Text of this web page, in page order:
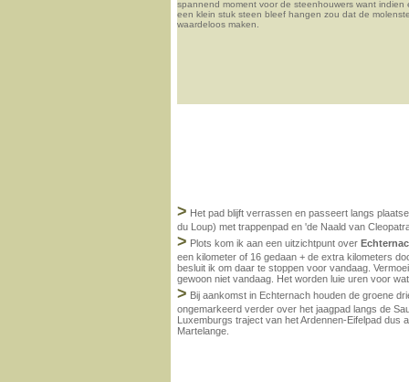
> Het pad blijft verrassen en passeert langs
du Loup) met trappenpad en 'de Naald van
> Plots kom ik aan een uitzichtpunt over
een kilometer of 16 gedaan + de extra kilometers
besluit ik om daar te stoppen voor vandaag.
gewoon niet vandaag. Het worden luie uren voor
> Bij aankomst in Echternach houden de groene
ongemarkeerd verder over het jaagpad langs de
Luxemburgs traject van het Ardennen-Eifelpad dus
Martelange.
spannend moment voor de steenhouwers want indien
een klein stuk steen bleef hangen zou dat de
waardeloos maken.